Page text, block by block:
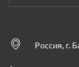
Россия, г.